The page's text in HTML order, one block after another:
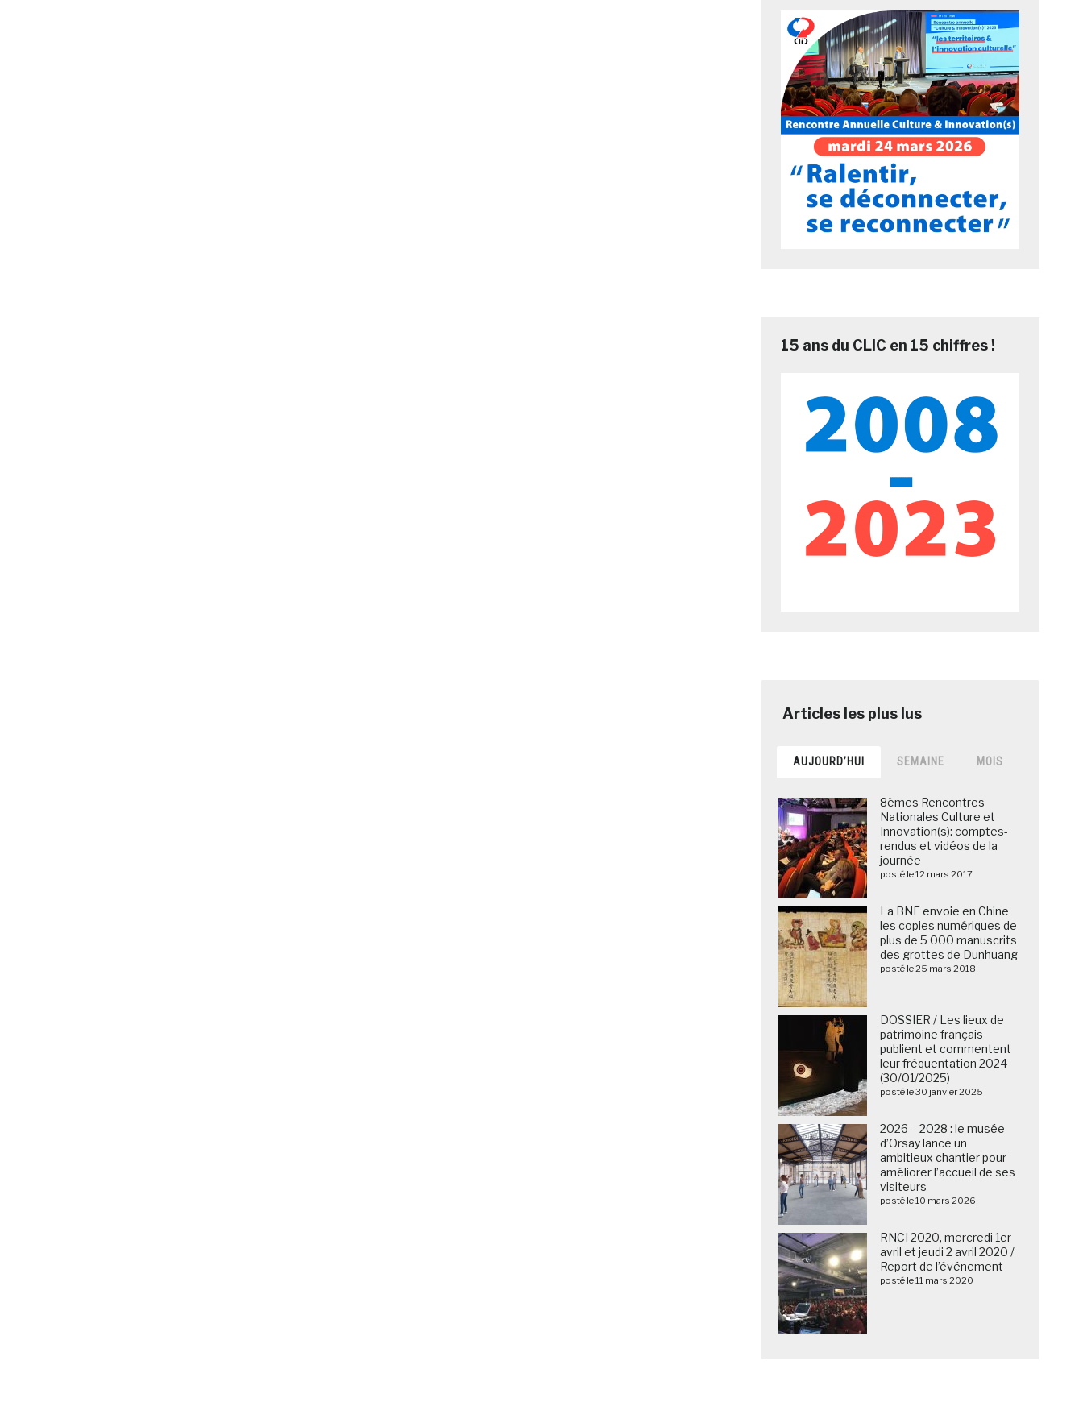
15 ans du CLIC en 15 chiffres !
AUJOURD’HUI SEMAINE MOIS
8èmes Rencontres
Nationales Culture et
Innovation(s): comptes-
rendus et vidéos de la
journée
posté le 12 mars 2017
La BNF envoie en Chine
les copies numériques de
plus de 5 000 manuscrits
des grottes de Dunhuang
posté le 25 mars 2018
DOSSIER / Les lieux de
patrimoine français
publient et commentent
leur fréquentation 2024
(30/01/2025)
posté le 30 janvier 2025
2026 – 2028 : le musée
d’Orsay lance un
ambitieux chantier pour
améliorer l’accueil de ses
visiteurs
posté le 10 mars 2026
RNCI 2020, mercredi 1er
avril et jeudi 2 avril 2020 /
Report de l’événement
posté le 11 mars 2020